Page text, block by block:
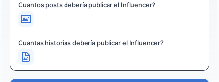
Cuantos posts debería publicar el Influencer?
Cuantas historias debería publicar el Influencer?